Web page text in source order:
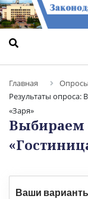
Главная
Опросы
Результаты опроса:
«Заря»
Выбираем
Ваши